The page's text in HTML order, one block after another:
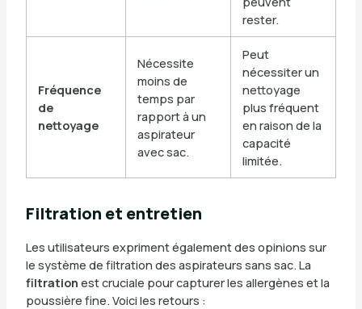
rester.
Fréquence
de
nettoyage
Nécessite
moins de
temps par
rapport à un
aspirateur
avec sac.
Peut
nécessiter un
nettoyage
plus fréquent
en raison de la
capacité
limitée.
Filtration et entretien
Les utilisateurs expriment également des opinions sur
le système de filtration des aspirateurs sans sac. La
filtration est cruciale pour capturer les allergènes et la
poussière fine. Voici les retours :